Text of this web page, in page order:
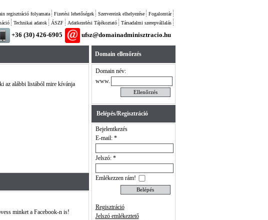
Fogalomtár
Szervereink elhelyezése
Fizetési lehetőségek
regisztráció folyamata
Társadalmi szerepvállalás
Adatkezelési Tájékoztató
ÁSZF
Technikai adatok
+36 (30) 426-6905 ufsz@domainadminisztracio.hu
az alábbi listából mire kívánja
minket a Facebook-n is!
Domain ellenőrzés
Domain név:
www.
Belépés/Regisztráció
Bejelentkezés
E-mail: *
Jelszó: *
Emlékezzen rám!
Regisztráció
Jelszó emlékeztető